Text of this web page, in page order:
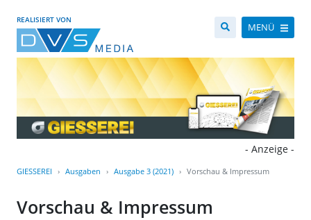
REALISIERT VON
MENÜ
- Anzeige -
GIESSEREI Ausgaben Ausgabe 3 (2021) Vorschau & Impressum
Vorschau & Impressum